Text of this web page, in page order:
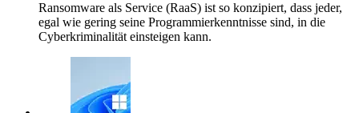
Ransomware als Service (RaaS) ist so konzipiert, dass jeder,
egal wie gering seine Programmierkenntnisse sind, in die
Cyberkriminalität einsteigen kann.